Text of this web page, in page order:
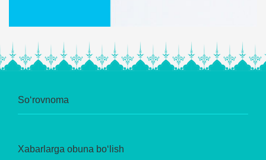
So‘rovnoma
Xabarlarga obuna bo‘lish